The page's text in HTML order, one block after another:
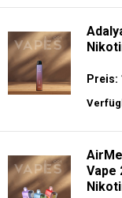
Preis:
Vape